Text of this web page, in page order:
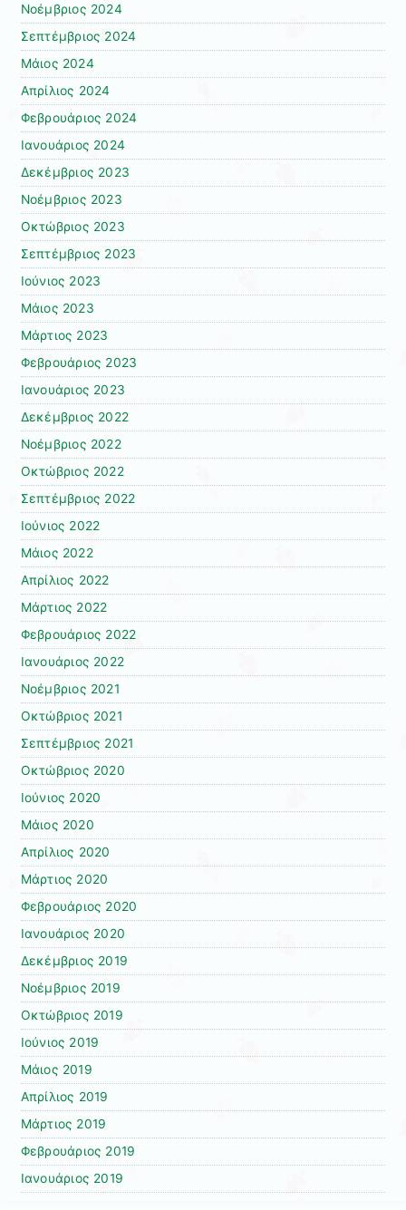
Νοέμβριος 2024
Σεπτέμβριος 2024
Μάιος 2024
Απρίλιος 2024
Φεβρουάριος 2024
Ιανουάριος 2024
Δεκέμβριος 2023
Νοέμβριος 2023
Οκτώβριος 2023
Σεπτέμβριος 2023
Ιούνιος 2023
Μάιος 2023
Μάρτιος 2023
Φεβρουάριος 2023
Ιανουάριος 2023
Δεκέμβριος 2022
Νοέμβριος 2022
Οκτώβριος 2022
Σεπτέμβριος 2022
Ιούνιος 2022
Μάιος 2022
Απρίλιος 2022
Μάρτιος 2022
Φεβρουάριος 2022
Ιανουάριος 2022
Νοέμβριος 2021
Οκτώβριος 2021
Σεπτέμβριος 2021
Οκτώβριος 2020
Ιούνιος 2020
Μάιος 2020
Απρίλιος 2020
Μάρτιος 2020
Φεβρουάριος 2020
Ιανουάριος 2020
Δεκέμβριος 2019
Νοέμβριος 2019
Οκτώβριος 2019
Ιούνιος 2019
Μάιος 2019
Απρίλιος 2019
Μάρτιος 2019
Φεβρουάριος 2019
Ιανουάριος 2019